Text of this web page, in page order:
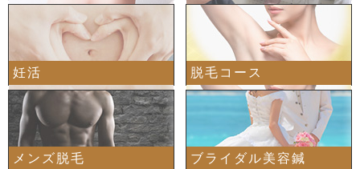
妊活 脱毛コース
メンズ脱毛 ブライダル美容鍼